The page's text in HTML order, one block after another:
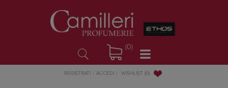
(0)
REGISTRATI ACCEDI WISHLIST (0)